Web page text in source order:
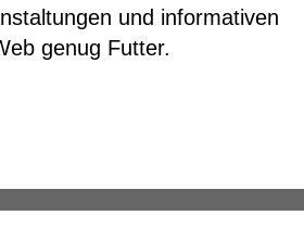
und informativen
genug Futter.